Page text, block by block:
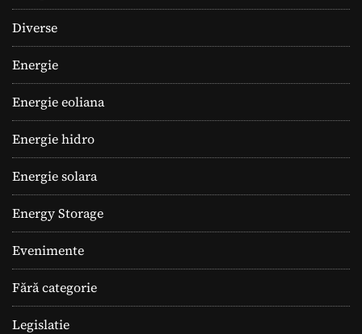
Diverse
Energie
Energie eoliana
Energie hidro
Energie solara
Energy Storage
Evenimente
Fără categorie
Legislatie